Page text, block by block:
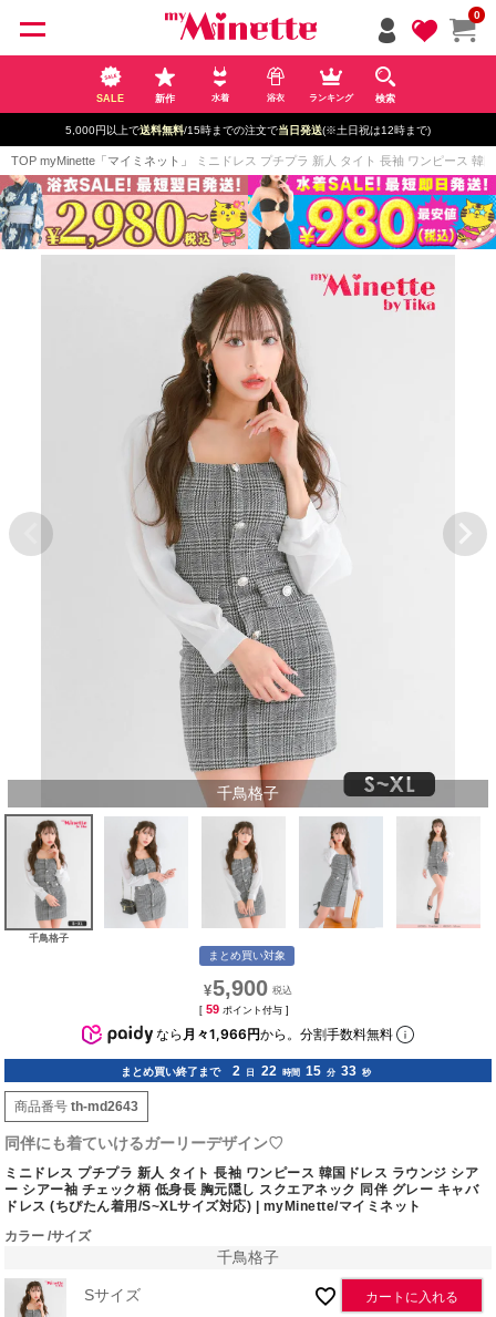
0
SALE 新作 水着 浴衣 ランキング 検索
5,000円以上で送料無料/15時までの注文で当日発送(※土日祝は12時まで)
TOP myMinette「マイミネット」 ミニドレス プチプラ 新人 タイト 長袖 ワンピース 韓
千鳥格子
千鳥格子
まとめ買い対象
¥5,900
[ 59 ポイント付与 ]
なら 月々1,966円から。分割手数料無料
まとめ買い終了まで 2 日 22 時間 15 分 32 秒
商品番号 th-md2643
同伴にも着ていけるガーリーデザイン♡
ミニドレス プチプラ 新人 タイト 長袖 ワンピース 韓国ドレス ラウンジ シア
ー シアー袖 チェック柄 低身長 胸元隠し スクエアネック 同伴 グレー キャバ
ドレス (ちぴたん着用/S~XLサイズ対応) | myMinette/マイミネット
カラー サイズ
千鳥格子
Sサイズ カートに入れる
ペー
ジト
ップ